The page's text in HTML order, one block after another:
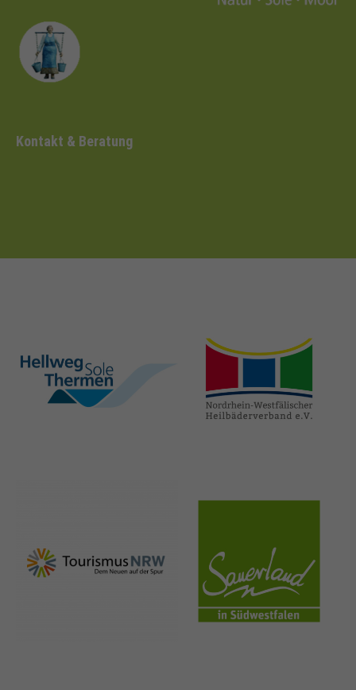
Kontakt & Beratung
hellweg-sole-
thermen.de
heilbaeder.de
nrw-
tourismus.de
sauerland.co
m